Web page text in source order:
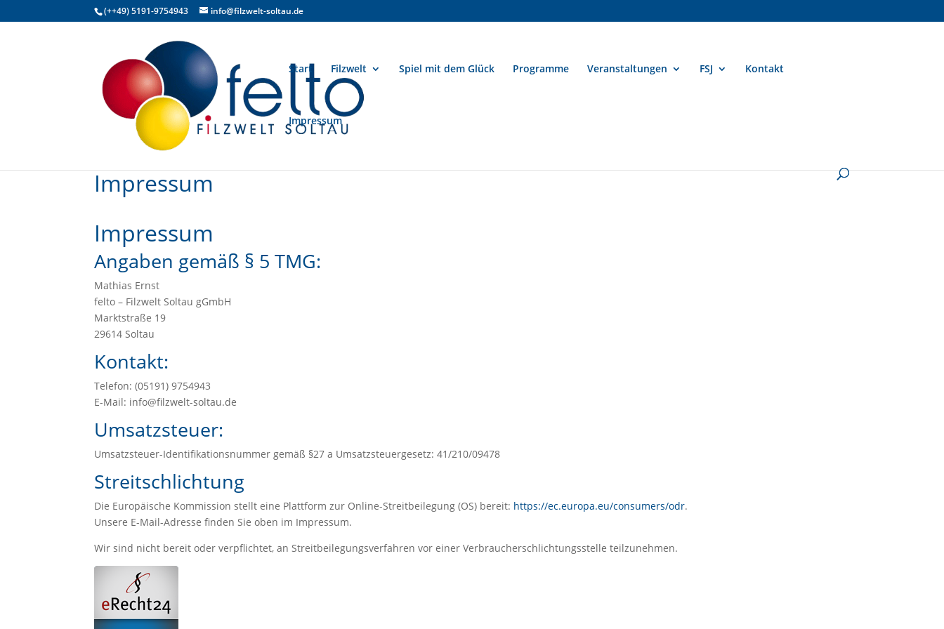
(++49) 5191-9754943 info@filzwelt-soltau.de
Start Filzwelt Spiel mit dem Glück Programme Veranstaltungen FSJ Kontakt
Impressum
Impressum
Impressum
Angaben gemäß § 5 TMG:
Mathias Ernst
felto – Filzwelt Soltau gGmbH
Marktstraße 19
29614 Soltau
Kontakt:
Telefon: (05191) 9754943
E-Mail: info@filzwelt-soltau.de
Umsatzsteuer:
Umsatzsteuer-Identifikationsnummer gemäß §27 a Umsatzsteuergesetz: 41/210/09478
Streitschlichtung
Die Europäische Kommission stellt eine Plattform zur Online-Streitbeilegung (OS) bereit: https://ec.europa.eu/consumers/odr.
Unsere E-Mail-Adresse finden Sie oben im Impressum.
Wir sind nicht bereit oder verpflichtet, an Streitbeilegungsverfahren vor einer Verbraucherschlichtungsstelle teilzunehmen.